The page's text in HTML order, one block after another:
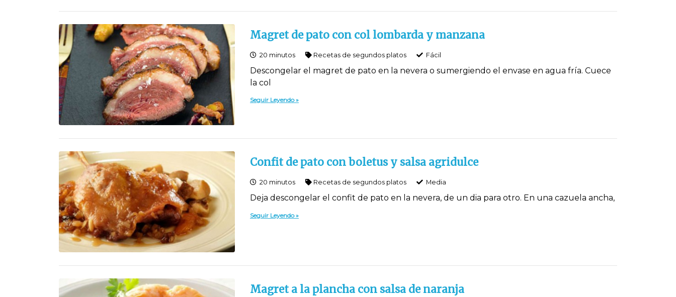
Magret de pato con col lombarda y manzana
20 minutos Recetas de segundos platos Fácil
Descongelar el magret de pato en la nevera o sumergiendo el envase en agua fría. Cuece
la col
Seguir Leyendo
Confit de pato con boletus y salsa agridulce
20 minutos Recetas de segundos platos Media
Deja descongelar el confit de pato en la nevera, de un dia para otro. En una cazuela ancha,
Seguir Leyendo
Magret a la plancha con salsa de naranja